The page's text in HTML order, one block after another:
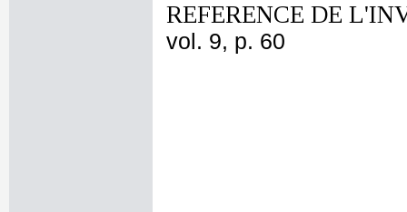
REFERENCE DE
vol. 9, p. 60